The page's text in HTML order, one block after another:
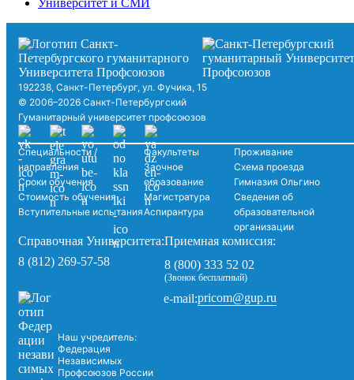
Университет и СМИ
192238, Санкт-Петербург, ул. Фучика, 15
© 2006–2026 Санкт-Петербургский
Гуманитарный университет профсоюзов
Специальности /
направления
Сроки обучения
Стоимость обучения
Вступительные испытания
Факультеты
Заочное
образование
Магистратура
Аспирантура
Проживание
Схема проезда
Гимназия Ольгино
Сведения об
образовательной
организации
Справочная Университета:
8 (812) 269-57-58
Приемная комиссия:
8 (800) 333 52 02
(Звонок бесплатный)
Наш учредитель:
Федерация
Независимых
Профсоюзов России
e-mail:pricom@gup.ru